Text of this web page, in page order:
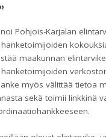
Pohjois-Karjalan
maakunnan
myös välittää tietoa
sekä toimii linkkinä